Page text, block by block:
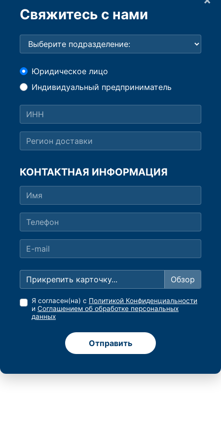
Свяжитесь с нами
Юридическое лицо
Индивидуальный предприниматель
КОНТАКТНАЯ ИНФОРМАЦИЯ
Прикрепить карточку...
Я согласен(на) с Политикой Конфиденциальности
и Соглашением об обработке персональных
данных
Отправить